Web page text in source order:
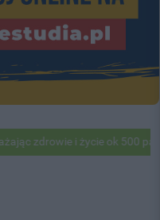
i życie ok 500